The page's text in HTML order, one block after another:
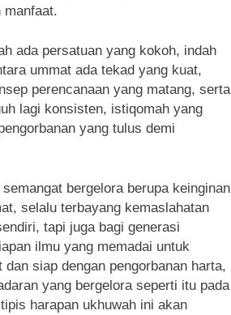
manfaat.
ada persatuan yang kokoh, indah
ummat ada tekad yang kuat,
perencanaan yang matang, serta
lagi konsisten, istiqomah yang
yang tulus demi
bergelora berupa keinginan
selalu terbayang kemaslahatan
tapi juga bagi generasi
ilmu yang memadai untuk
siap dengan pengorbanan harta,
yang bergelora seperti itu pada
harapan ukhuwah ini akan